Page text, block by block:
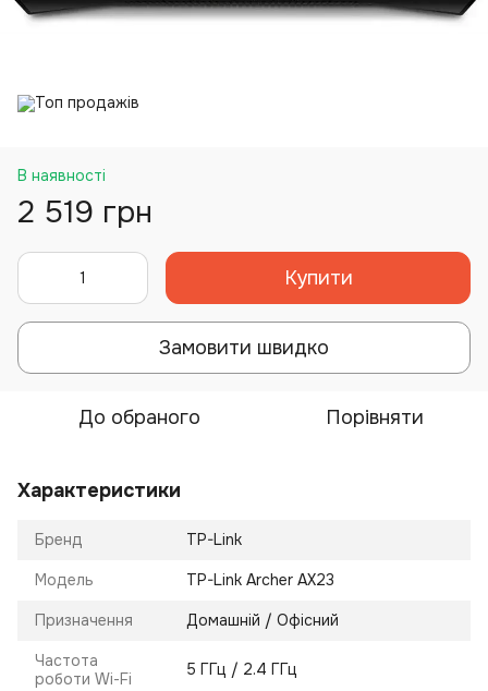
В наявності
2 519 грн
Купити
Замовити швидко
До обраного Порівняти
Характеристики
Бренд TP-Link
Модель TP-Link Archer AX23
Призначення Домашній / Офісний
Частота
роботи Wi-Fi
5 ГГц / 2.4 ГГц